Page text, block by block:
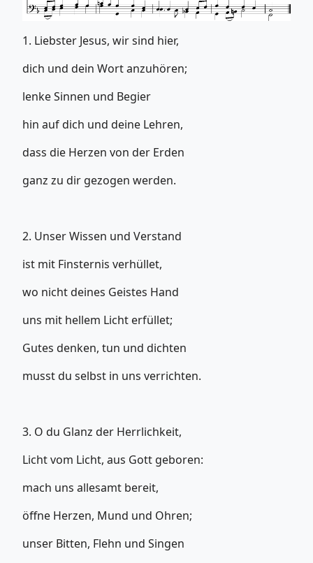
1. Liebster Jesus, wir sind hier,
dich und dein Wort anzuhören;
lenke Sinnen und Begier
hin auf dich und deine Lehren,
dass die Herzen von der Erden
ganz zu dir gezogen werden.
2. Unser Wissen und Verstand
ist mit Finsternis verhüllet,
wo nicht deines Geistes Hand
uns mit hellem Licht erfüllet;
Gutes denken, tun und dichten
musst du selbst in uns verrichten.
3. O du Glanz der Herrlichkeit,
Licht vom Licht, aus Gott geboren:
mach uns allesamt bereit,
öffne Herzen, Mund und Ohren;
unser Bitten, Flehn und Singen